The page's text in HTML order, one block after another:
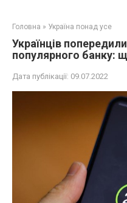
Головна » Україна понад усе
Українців
популярного банку:
Дата публікації: 09.07.2022